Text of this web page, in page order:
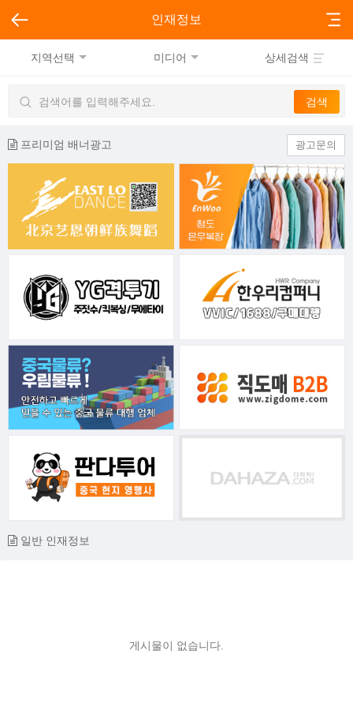
인재정보
지역선택 미디어 상세검색
프리미엄 배너광고 광고문의
일반 인재정보
게시물이 없습니다.